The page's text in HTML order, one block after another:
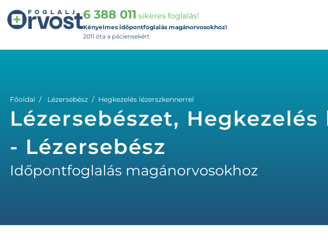
6 388 011 sikeres foglalás!
Kényelmes időpontfoglalás magánorvosokhoz!
2011 óta a páciensekért
Főoldal Lézersebész Hegkezelés lézerszkennerrel
Lézersebészet,
- Lézersebész
Időpontfoglalás magánorvosokhoz